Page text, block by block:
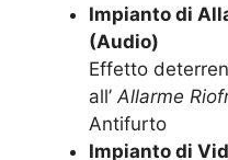
Impianto di
(Audio)
Effetto
all’ Allarme
Antifurto
Impianto di